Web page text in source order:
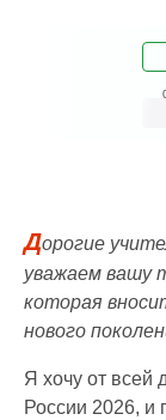
Дорогие
уважаем вашу
которая
нового
Я хочу от всей
России 2026, и